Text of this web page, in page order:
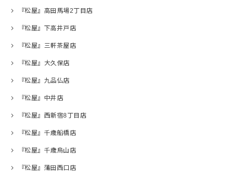
『松屋』高田馬場2丁目店
『松屋』下高井戸店
『松屋』三軒茶屋店
『松屋』大久保店
『松屋』九品仏店
『松屋』中井店
『松屋』西新宿8丁目店
『松屋』千歳船橋店
『松屋』千歳烏山店
『松屋』蒲田西口店